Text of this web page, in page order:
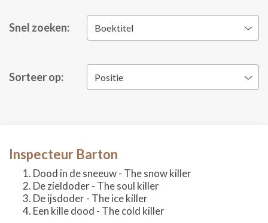
Snel zoeken: Boektitel
Sorteer op: Positie
Inspecteur Barton
Dood in de sneeuw - The snow killer
De zieldoder - The soul killer
De ijsdoder - The ice killer
Een kille dood - The cold killer